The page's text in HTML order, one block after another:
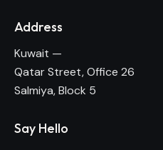
Address
Kuwait —
Qatar Street, Office 26
Salmiya, Block 5
Say Hello